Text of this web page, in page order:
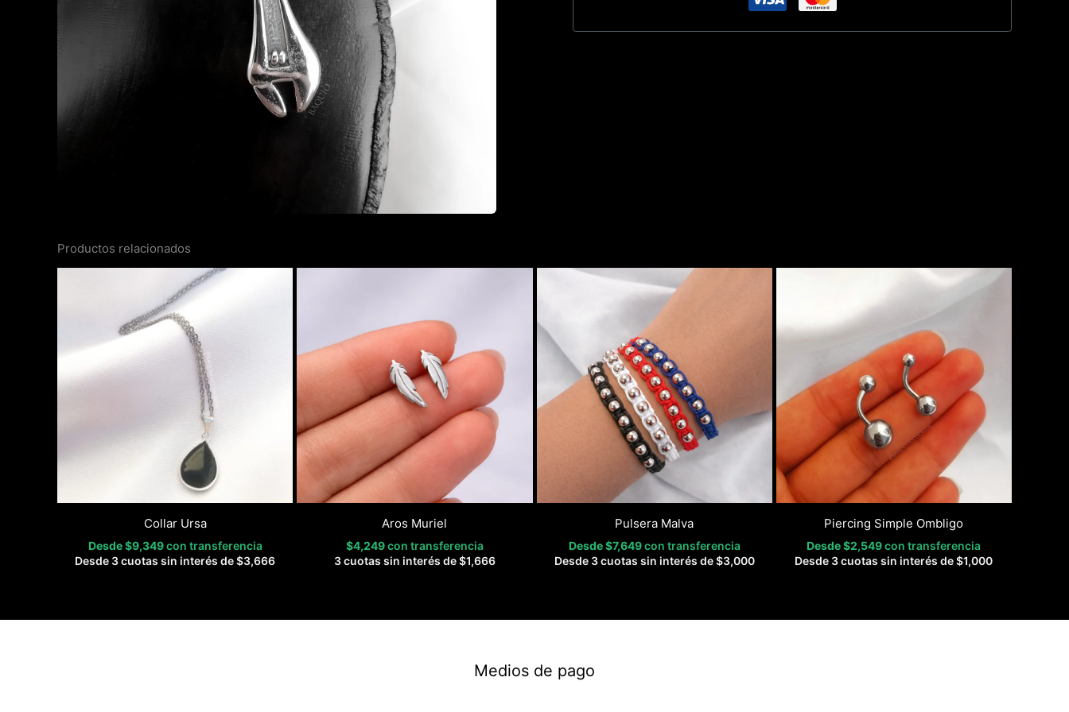
Productos relacionados
Collar Ursa
Desde$9,349con transferencia
Desde 3 cuotas sin interés de$3,666
Aros Muriel
$4,249con transferencia
3 cuotas sin interés de$1,666
Pulsera Malva
Desde$7,649con transferencia
Desde 3 cuotas sin interés de$3,000
Piercing Simple Ombligo
Desde$2,549con transferencia
Desde 3 cuotas sin interés de$1,000
Medios de pago